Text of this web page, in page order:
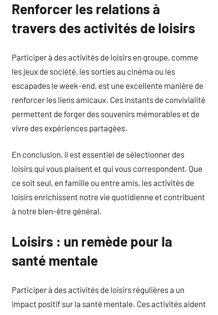
Renforcer les relations à
travers des activités de loisirs
Participer à des activités de loisirs en groupe, comme
les jeux de société, les sorties au cinéma ou les
escapades le week-end, est une excellente manière de
renforcer les liens amicaux. Ces instants de convivialité
permettent de forger des souvenirs mémorables et de
vivre des expériences partagées.
En conclusion, il est essentiel de sélectionner des
loisirs qui vous plaisent et qui vous correspondent. Que
ce soit seul, en famille ou entre amis, les activités de
loisirs enrichissent notre vie quotidienne et contribuent
à notre bien-être général.
Loisirs : un remède pour la
santé mentale
Participer à des activités de loisirs régulières a un
impact positif sur la santé mentale. Ces activités aident